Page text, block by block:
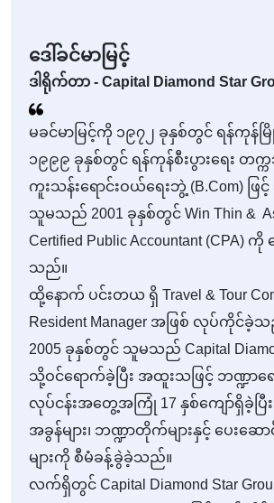
ဒေါ်ခင်မာမြင့်
ဒါရိုက်တာ - Capital Diamond Star
မခင်မာမြင့်ကို ၁၉၇၂ ခုနှစ်တွင် ရန်ကုန်မြို့
၁၉၉၉ ခုနှစ်တွင် ရန်ကုန်စီးပွားရေး တ
ကူးသန်းရောင်းဝယ်ရေးဘွဲ့ (B.Com) ဖ
သူမသည် 2001 ခုနှစ်တွင် Win Thin &
Certified Public Accountant (CPA) ကို
သည်။
ထို့နောက် ပင်းတယ ရှိ Travel & Tour
Resident Manager အဖြစ် လုပ်ကိုင်ခဲ့
2005 ခုနှစ်တွင် သူမသည် Capital
သို့ဝင်ရောက်ခဲ့ပြီး အထူးသဖြင့် ဘဏ္ဍာ
လုပ်ငန်းအတွေ့အကြုံ 17 နှစ်ကျော်ရှိခဲ့ပြီ
အခွန်များ၊ ဘဏ္ဍာတိုက်များနှင့် ပေးဆေ
များကို စီမံခန့်ခွဲခဲ့သည်။
လက်ရှိတွင် Capital Diamond Star